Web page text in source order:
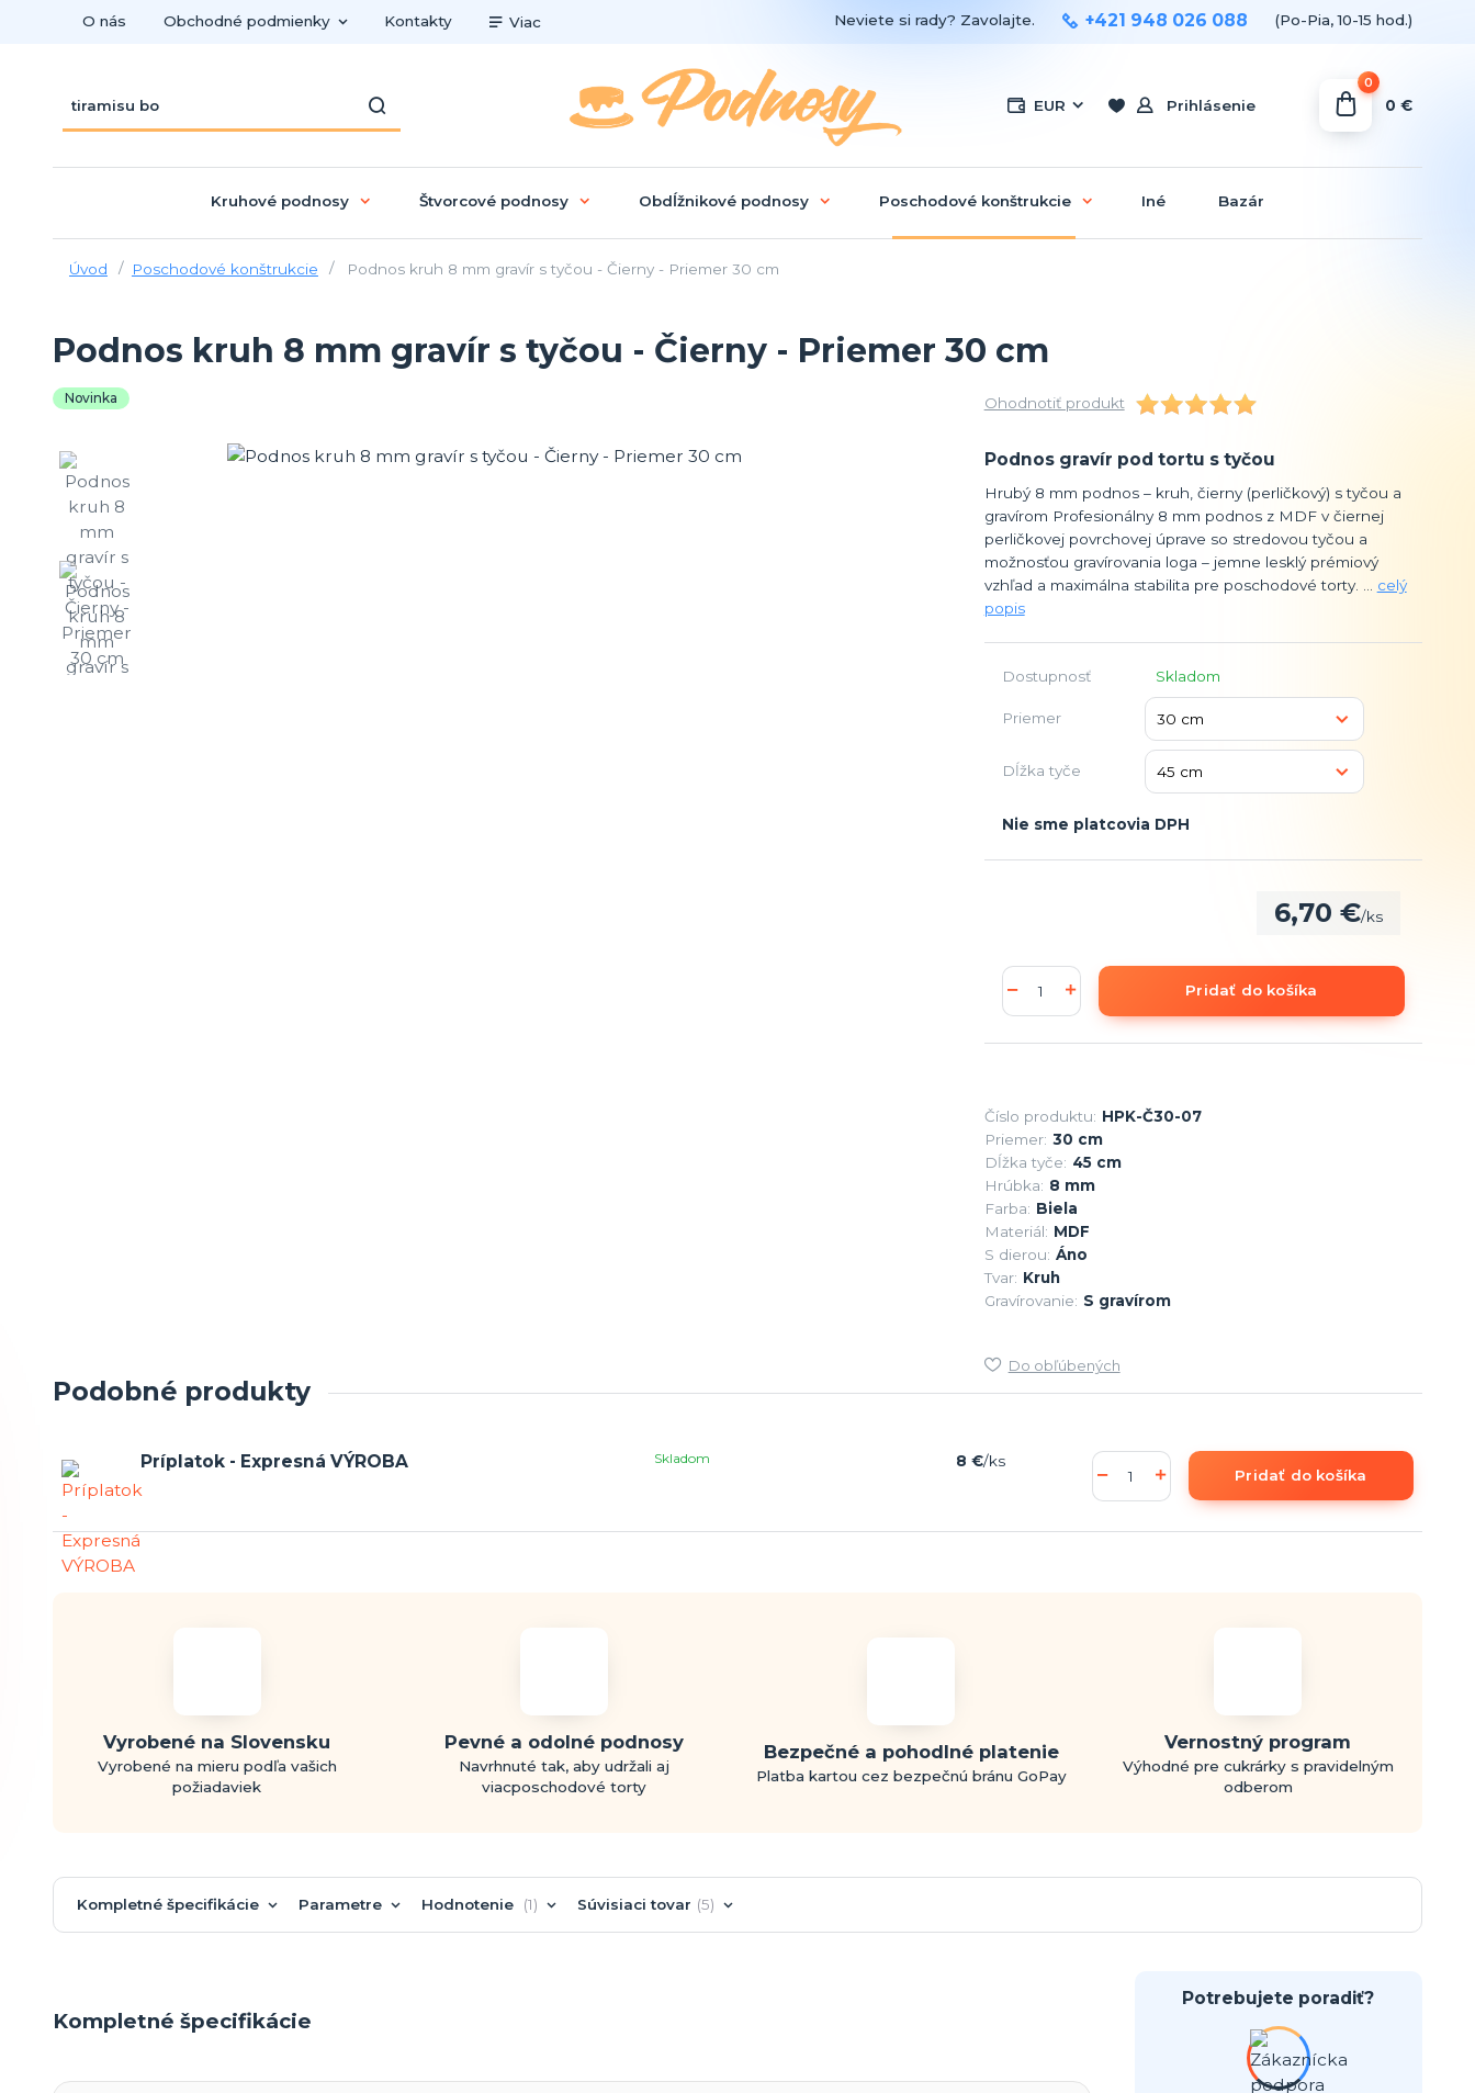
O nás Obchodné podmienky Kontakty Viac
EUR Prihlásenie
Neviete si rady? Zavolajte. +421 948 026 088 (Po-Pia, 10-15 hod.)
0
0 €
Kruhové podnosy Štvorcové podnosy Obdĺžnikové podnosy Poschodové konštrukcie Iné Bazár
Úvod Poschodové konštrukcie Podnos kruh 8 mm gravír s tyčou - Čierny - Priemer 30 cm
Podnos kruh 8 mm gravír s tyčou - Čierny - Priemer 30 cm
Novinka Ohodnotiť produkt
Podnos gravír pod tortu s tyčou
Hrubý 8 mm podnos – kruh, čierny (perličkový) s tyčou a
gravírom Profesionálny 8 mm podnos z MDF v čiernej
perličkovej povrchovej úprave so stredovou tyčou a
možnosťou gravírovania loga – jemne lesklý prémiový
vzhľad a maximálna stabilita pre poschodové torty. ... celý
popis
Dostupnosť Skladom
Priemer
Dĺžka tyče
Nie sme platcovia DPH
6,70 €/ks
Pridať do košíka
Číslo produktu: HPK-Č30-07
Priemer: 30 cm
Dĺžka tyče: 45 cm
Hrúbka: 8 mm
Farba: Biela
Materiál: MDF
S dierou: Áno
Tvar: Kruh
Gravírovanie: S gravírom
Do obľúbených
Podobné produkty
Príplatok - Expresná VÝROBA 8 €/ks
Skladom
Pridať do košíka
Vyrobené na Slovensku
Vyrobené na mieru podľa vašich
požiadaviek
Pevné a odolné podnosy
Navrhnuté tak, aby udržali aj
viacposchodové torty
Bezpečné a pohodlné platenie
Platba kartou cez bezpečnú bránu GoPay
Vernostný program
Výhodné pre cukrárky s pravidelným
odberom
Kompletné špecifikácie Parametre Hodnotenie 1 Súvisiaci tovar 5
Kompletné špecifikácie
Potrebujete poradiť?